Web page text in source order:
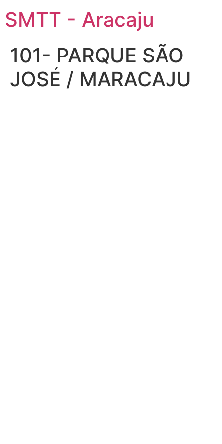
SMTT - Aracaju
101- PARQUE SÃO
JOSÉ / MARACAJU